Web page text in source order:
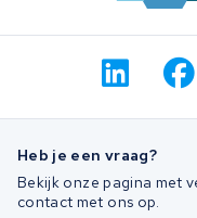
Heb je een vraag?
Bekijk onze pagina met
contact met ons op.